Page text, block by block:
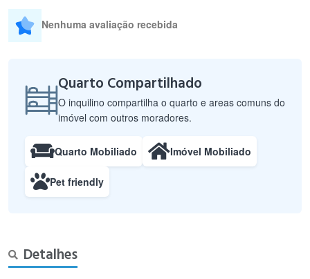
Nenhuma avaliação recebida
Quarto Compartilhado
O inquilino compartilha o quarto e areas comuns do
imóvel com outros moradores.
Quarto Mobiliado Imóvel Mobiliado
Pet friendly
Detalhes